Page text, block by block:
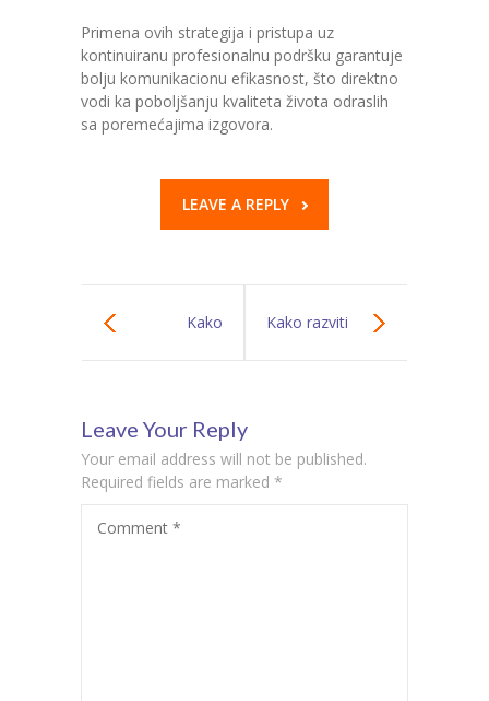
Primena ovih strategija i pristupa uz
kontinuiranu profesionalnu podršku garantuje
bolju komunikacionu efikasnost, što direktno
vodi ka poboljšanju kvaliteta života odraslih
sa poremećajima izgovora.
LEAVE A REPLY
Kako
senzornu
terapiju sa
fizikalnom
Kako razviti
decu sa
Leave Your Reply
Your email address will not be published.
Required fields are marked *
Comment *